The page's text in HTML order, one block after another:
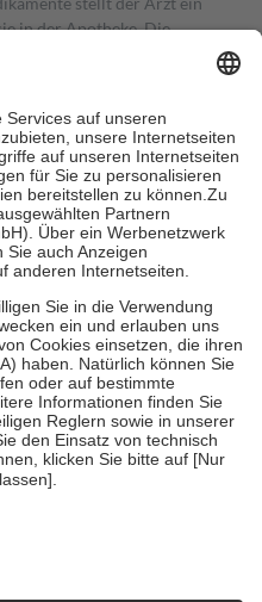
in der Apotheke. Die
in der Regel die
Teil davon als Zuzahlung
in Höhe von zehn
jedochfünf Euround
nie mehr als die tatsächlichen
für Online-Apotheken.
beträgt die
sowie zehn Euro je
für ihre eigene Gesundheit zu
der Familie zu unterstützen,
vollendeten 18. Lebensjahr
Früherkennung, die von der
Shops hat Maßnahmen